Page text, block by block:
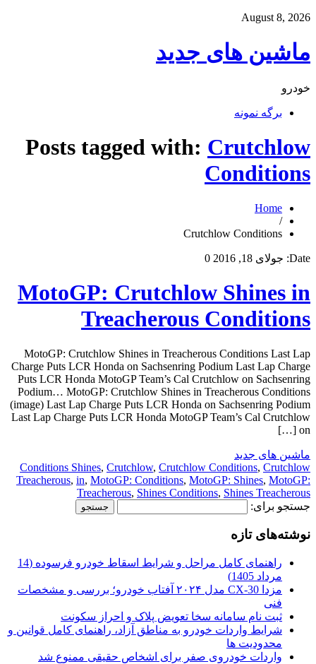
August 8, 2026
ماشین های جدید
خودرو
برگه نمونه
Posts tagged with: Crutchlow
Conditions
Home
/
Crutchlow Conditions
Date: جولای 18, 2016 0
MotoGP: Crutchlow Shines in
Treacherous Conditions
MotoGP: Crutchlow Shines in Treacherous Conditions Last Lap
Charge Puts LCR Honda on Sachsenring Podium Last Lap Charge
Puts LCR Honda MotoGP Team’s Cal Crutchlow on Sachsenring
Podium… MotoGP: Crutchlow Shines in Treacherous Conditions
(image) Last Lap Charge Puts LCR Honda on Sachsenring Podium
Last Lap Charge Puts LCR Honda MotoGP Team’s Cal Crutchlow
on […]
ماشین های جدید
Conditions Shines, Crutchlow, Crutchlow Conditions, Crutchlow
Treacherous, in, MotoGP: Conditions, MotoGP: Shines, MotoGP:
Treacherous, Shines Conditions, Shines Treacherous
جستجو برای:
نوشته‌های تازه
راهنمای کامل مراحل و شرایط اسقاط خودرو فرسوده (14
مرداد 1405)
مزدا CX-30 مدل ۲۰۲۴ آفتاب خودرو؛ بررسی و مشخصات
فنی
ثبت نام سامانه سخا تعویض پلاک و احراز سکونت
شرایط واردات خودرو به مناطق آزاد، راهنمای کامل قوانین و
محدودیت ها
واردات خودروی صفر برای اشخاص حقیقی ممنوع شد